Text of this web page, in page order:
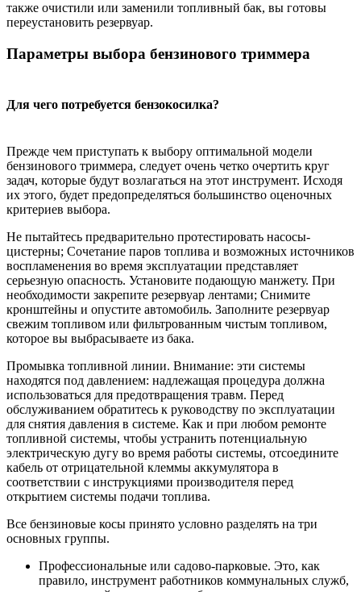
также очистили или заменили топливный бак, вы готовы
переустановить резервуар.
Параметры выбора бензинового триммера
Для чего потребуется бензокосилка?
Прежде чем приступать к выбору оптимальной модели
бензинового триммера, следует очень четко очертить круг
задач, которые будут возлагаться на этот инструмент. Исходя
их этого, будет предопределяться большинство оценочных
критериев выбора.
Не пытайтесь предварительно протестировать насосы-
цистерны; Сочетание паров топлива и возможных источников
воспламенения во время эксплуатации представляет
серьезную опасность. Установите подающую манжету. При
необходимости закрепите резервуар лентами; Снимите
кронштейны и опустите автомобиль. Заполните резервуар
свежим топливом или фильтрованным чистым топливом,
которое вы выбрасываете из бака.
Промывка топливной линии. Внимание: эти системы
находятся под давлением: надлежащая процедура должна
использоваться для предотвращения травм. Перед
обслуживанием обратитесь к руководству по эксплуатации
для снятия давления в системе. Как и при любом ремонте
топливной системы, чтобы устранить потенциальную
электрическую дугу во время работы системы, отсоедините
кабель от отрицательной клеммы аккумулятора в
соответствии с инструкциями производителя перед
открытием системы подачи топлива.
Все бензиновые косы принято условно разделять на три
основных группы.
Профессиональные или садово-парковые. Это, как
правило, инструмент работников коммунальных служб,